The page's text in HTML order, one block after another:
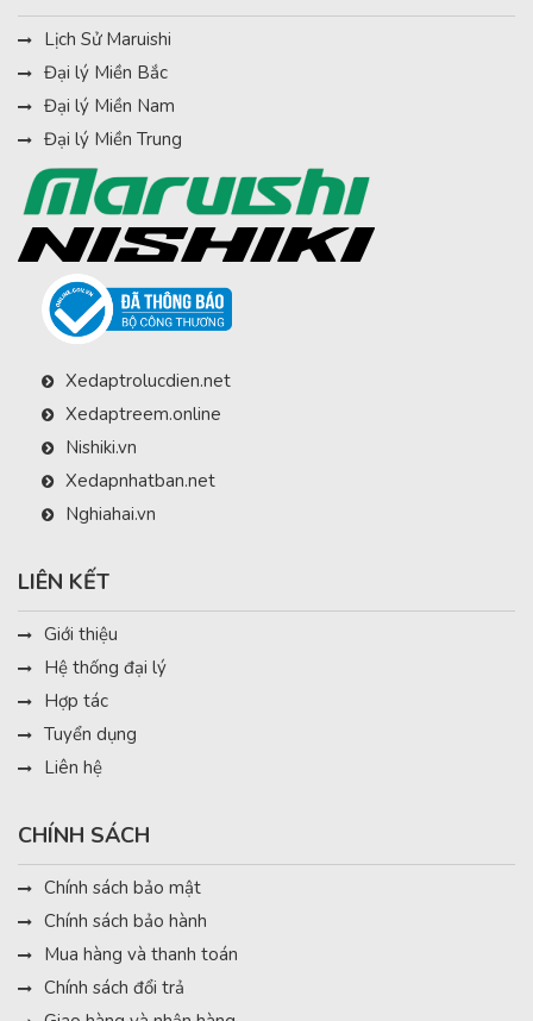
Lịch Sử Maruishi
Đại lý Miền Bắc
Đại lý Miền Nam
Đại lý Miền Trung
Xedaptrolucdien.net
Xedaptreem.online
Nishiki.vn
Xedapnhatban.net
Nghiahai.vn
LIÊN KẾT
Giới thiệu
Hệ thống đại lý
Hợp tác
Tuyển dụng
Liên hệ
CHÍNH SÁCH
Chính sách bảo mật
Chính sách bảo hành
Mua hàng và thanh toán
Chính sách đổi trả